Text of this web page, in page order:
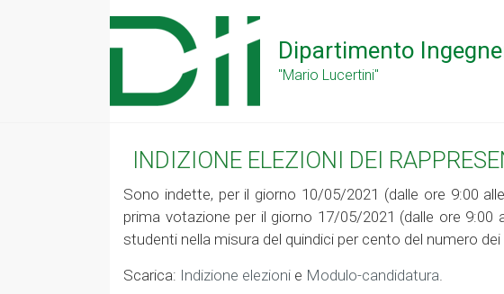
Dipartimento
"Mario Lucertini"
INDIZIONE ELEZIONI DEI
Sono indette, per il giorno 10/05/2021 (dalle ore 9:00
prima votazione per il giorno 17/05/2021 (dalle ore
studenti nella misura del quindici per cento del numero
Scarica: Indizione elezioni e Modulo-candidatura.